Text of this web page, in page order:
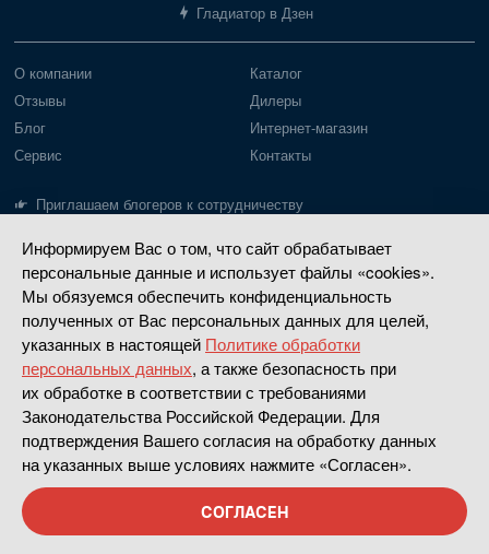
Информируем Вас о том, что сайт обрабатывает
персональные данные и использует файлы «cookies».
Мы обязуемся обеспечить конфиденциальность
полученных от Вас персональных данных для целей,
указанных в настоящей Политике обработки
персональных данных, а также безопасность при
их обработке в соответствии с требованиями
Законодательства Российской Федерации. Для
подтверждения Вашего согласия на обработку данных
на указанных выше условиях нажмите «Согласен».
СОГЛАСЕН
Гладиатор в Дзен
О компании
Отзывы
Блог
Сервис
Приглашаем блогеров к сотрудничеству
Каталог
Дилеры
Интернет-магазин
Контакты
Лодки Gladiator
Пайольное дно
Надувное дно
РИБ
Моторы Gladiator
Моторы до 20 л.с.
Моторы 30-40 л.с.
Четырехтактные
Насадки водометные
Апривер
Политика конфиденциальности
Gladiatorboat.ru
— официальный сайт производителя лодок
и моторов GLADIATOR © 2026